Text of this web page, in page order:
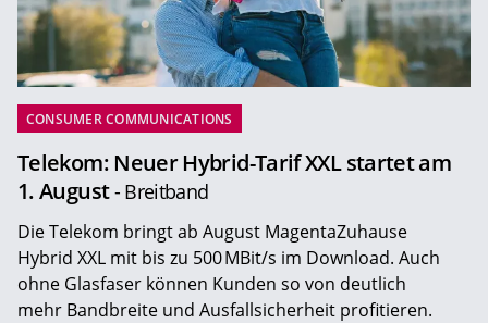
CONSUMER COMMUNICATIONS
Telekom: Neuer Hybrid-Tarif XXL startet am
1. August- Breitband
Die Telekom bringt ab August MagentaZuhause
Hybrid XXL mit bis zu 500 MBit/s im Download. Auch
ohne Glasfaser können Kunden so von deutlich
mehr Bandbreite und Ausfallsicherheit profitieren.